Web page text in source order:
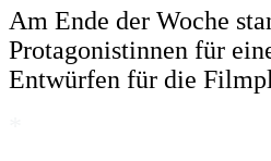
Am Ende der Woche
Protagonistinnen für
Entwürfen für die